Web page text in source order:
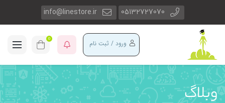
05132727070
info@linestore.ir
ورود / ثبت نام 0
وبلاگ